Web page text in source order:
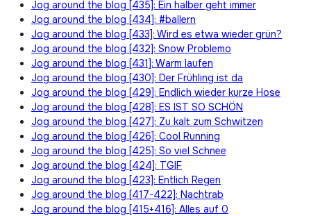
Jog around the blog [435]: Ein halber geht immer
Jog around the blog [434]: #ballern
Jog around the blog [433]: Wird es etwa wieder grün?
Jog around the blog [432]: Snow Problemo
Jog around the blog [431]: Warm laufen
Jog around the blog [430]: Der Frühling ist da
Jog around the blog [429]: Endlich wieder kurze Hose
Jog around the blog [428]: ES IST SO SCHÖN
Jog around the blog [427]: Zu kalt zum Schwitzen
Jog around the blog [426]: Cool Running
Jog around the blog [425]: So viel Schnee
Jog around the blog [424]: TGIF
Jog around the blog [423]: Entlich Regen
Jog around the blog [417-422]: Nachtrab
Jog around the blog [415+416]: Alles auf 0